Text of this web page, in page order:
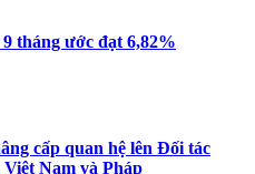
tháng ước đạt 6,82%
cấp quan hệ lên Đối tác
Nam và Pháp